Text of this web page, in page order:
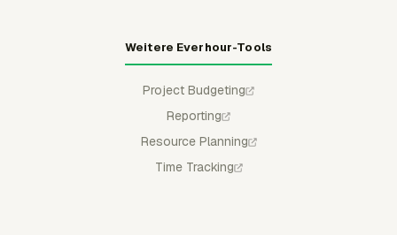
Weitere Everhour-Tools
Project Budgeting
Reporting
Resource Planning
Time Tracking